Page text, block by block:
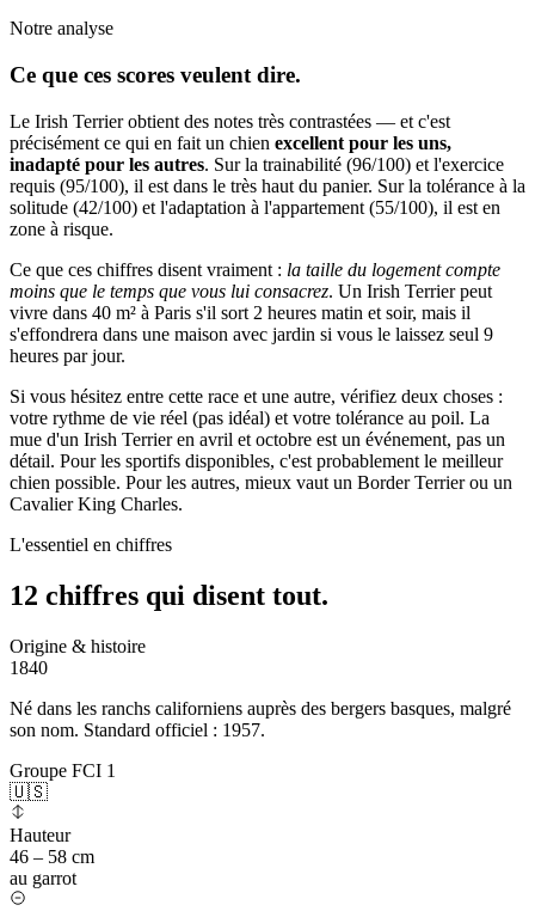
Notre analyse
Ce que ces scores veulent dire.
Le Irish Terrier obtient des notes très contrastées — et c'est
précisément ce qui en fait un chien excellent pour les uns,
inadapté pour les autres. Sur la trainabilité (96/100) et l'exercice
requis (95/100), il est dans le très haut du panier. Sur la tolérance à la
solitude (42/100) et l'adaptation à l'appartement (55/100), il est en
zone à risque.
Ce que ces chiffres disent vraiment : la taille du logement compte
moins que le temps que vous lui consacrez. Un Irish Terrier peut
vivre dans 40 m² à Paris s'il sort 2 heures matin et soir, mais il
s'effondrera dans une maison avec jardin si vous le laissez seul 9
heures par jour.
Si vous hésitez entre cette race et une autre, vérifiez deux choses :
votre rythme de vie réel (pas idéal) et votre tolérance au poil. La
mue d'un Irish Terrier en avril et octobre est un événement, pas un
détail. Pour les sportifs disponibles, c'est probablement le meilleur
chien possible. Pour les autres, mieux vaut un Border Terrier ou un
Cavalier King Charles.
L'essentiel en chiffres
12 chiffres qui disent tout.
Origine & histoire
1840
Né dans les ranchs californiens auprès des bergers basques, malgré
son nom. Standard officiel : 1957.
Groupe FCI 1
🇺🇸
Hauteur
46 – 58 cm
au garrot